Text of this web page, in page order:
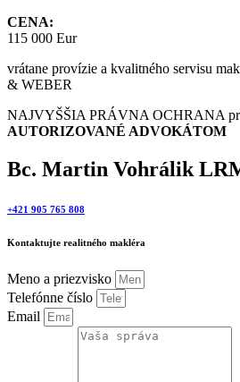
CENA:
115 000 Eur
vrátane provízie a kvalitného servisu
& WEBER
NAJVYŠŠIA PRÁVNA OCHRANA
AUTORIZOVANÉ ADVOKÁTOM
Bc. Martin Vohrálik
+421 905 765 808
Kontaktujte realitného makléra
Meno a priezvisko
Telefónne číslo
Email